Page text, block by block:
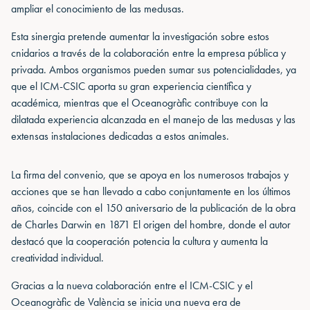
ampliar el conocimiento de las medusas.
Esta sinergia pretende aumentar la investigación sobre estos
cnidarios a través de la colaboración entre la empresa pública y
privada. Ambos organismos pueden sumar sus potencialidades, ya
que el ICM-CSIC aporta su gran experiencia científica y
académica, mientras que el Oceanogràfic contribuye con la
dilatada experiencia alcanzada en el manejo de las medusas y las
extensas instalaciones dedicadas a estos animales.
La firma del convenio, que se apoya en los numerosos trabajos y
acciones que se han llevado a cabo conjuntamente en los últimos
años, coincide con el 150 aniversario de la publicación de la obra
de Charles Darwin en 1871 El origen del hombre, donde el autor
destacó que la cooperación potencia la cultura y aumenta la
creatividad individual.
Gracias a la nueva colaboración entre el ICM-CSIC y el
Oceanogràfic de València se inicia una nueva era de